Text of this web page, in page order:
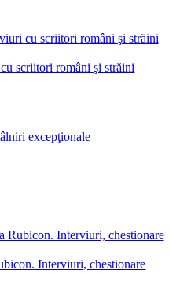
scriitori români şi străini
Interviuri, chestionare